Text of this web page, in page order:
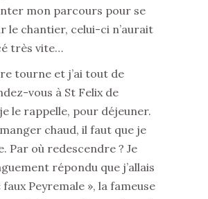
mon parcours pour se
le chantier, celui-ci n’aurait
très vite…
tourne et j’ai tout de
vous à St Felix de
le rappelle, pour déjeuner.
chaud, il faut que je
Par où redescendre ? Je
répondu que j’allais
Peyremale », la fameuse